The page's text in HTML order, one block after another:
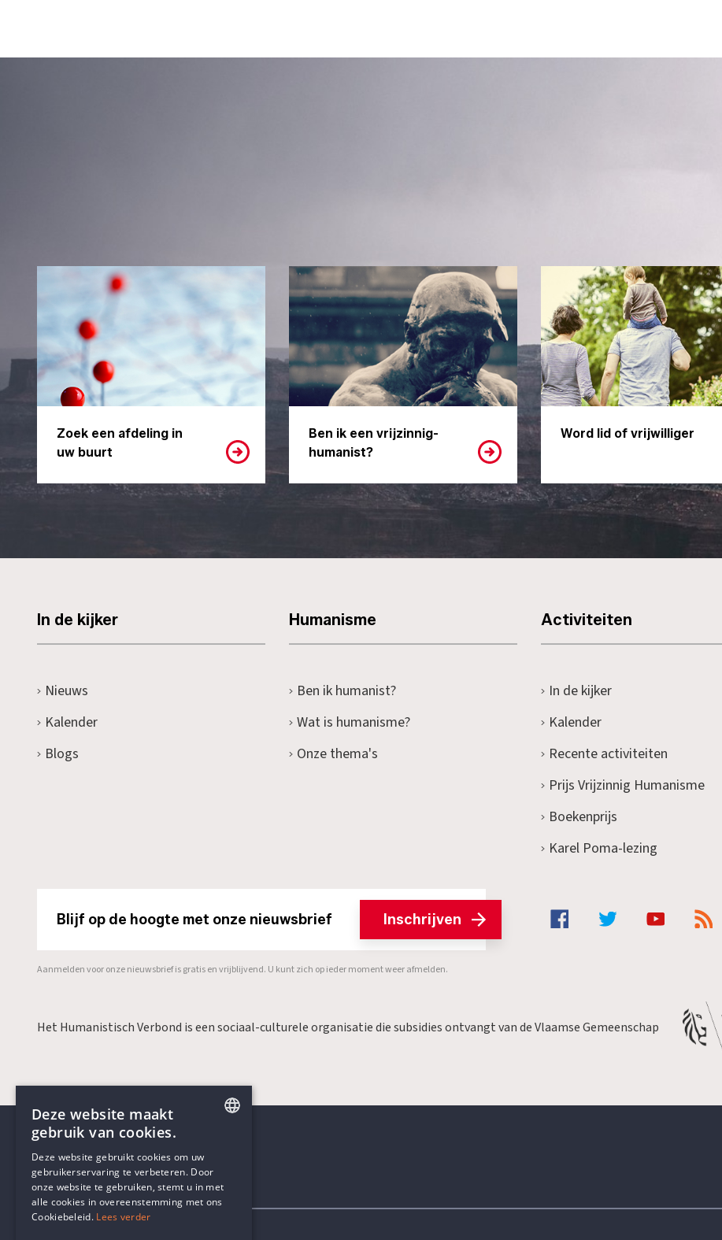
Zoek een afdeling in
uw buurt
Ben ik een vrijzinnig-
humanist?
Word lid of vrijwilliger
In de kijker
Nieuws
Kalender
Blogs
Humanisme
Ben ik humanist?
Wat is humanisme?
Onze thema's
Activiteiten
In de kijker
Kalender
Recente activiteiten
Prijs Vrijzinnig Humanisme
Boekenprijs
Karel Poma-lezing
Blijf op de hoogte met onze nieuwsbrief Inschrijven
Aanmelden voor onze nieuwsbrief is gratis en vrijblijvend. U kunt zich op ieder moment weer afmelden.
Het Humanistisch Verbond is een sociaal-culturele organisatie die subsidies ontvangt van de Vlaamse Gemeenschap
Contactgegevens
DUTCH
Deze website maakt
gebruik van cookies.
Deze website gebruikt cookies om uw
gebruikerservaring te verbeteren. Door
onze website te gebruiken, stemt u in met
alle cookies in overeenstemming met ons
Cookiebeleid. Lees verder